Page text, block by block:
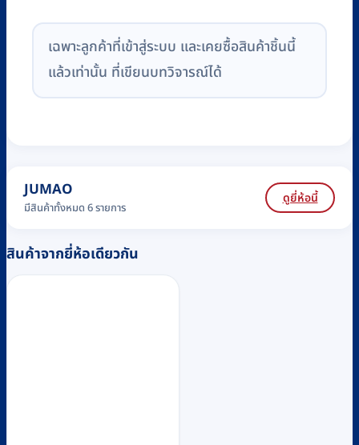
เฉพาะลูกค้าที่เข้าสู่ระบบ และเคยซื้อสินค้าชิ้นนี้
แล้วเท่านั้น ที่เขียนบทวิจารณ์ได้
JUMAO
มีสินค้าทั้งหมด 6 รายการ
ดูยี่ห้อนี้
สินค้าจากยี่ห้อเดียวกัน